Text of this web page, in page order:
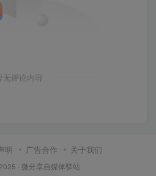
无评论内容
明 广告合作 关于我们
· 微分享自媒体驿站